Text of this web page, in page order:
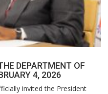
DEPARTMENT OF
4, 2026
invited the President